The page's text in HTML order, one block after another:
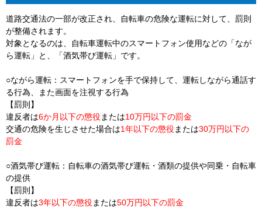
道路交通法の一部が改正され、自転車の危険な運転に対して、罰則
が整備されます。
対象となるのは、自転車運転中のスマートフォン使用などの「なが
ら運転」と、「酒気帯び運転」です。
○ながら運転：スマートフォンを手で保持して、運転しながら通話す
る行為、また画面を注視する行為
【罰則】
違反者は6か月以下の懲役または10万円以下の罰金
交通の危険を生じさせた場合は1年以下の懲役または30万円以下の
罰金
○酒気帯び運転：自転車の酒気帯び運転・酒類の提供や同乗・自転車
の提供
【罰則】
違反者は3年以下の懲役または50万円以下の罰金